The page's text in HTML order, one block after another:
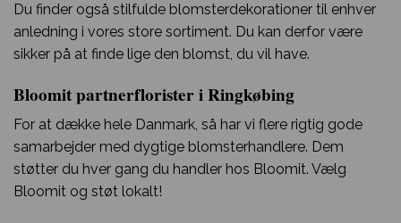
Du finder også stilfulde blomsterdekorationer til enhver
anledning i vores store sortiment. Du kan derfor være
sikker på at finde lige den blomst, du vil have.
Bloomit partnerflorister i Ringkøbing
For at dække hele Danmark, så har vi flere rigtig gode
samarbejder med dygtige blomsterhandlere. Dem
støtter du hver gang du handler hos Bloomit. Vælg
Bloomit og støt lokalt!